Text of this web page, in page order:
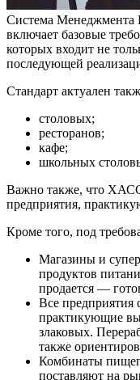
Система Менеджмента
включает базовые
которых входит не
последующей
Стандарт актуален
столовых;
ресторанов;
кафе;
школьных
Важно также, что
предприятия,
Кроме того, под
Магазины и
продуктов
продается —
Все предприятия
практикующие
злаковых.
также
Комбинаты
поставляют на